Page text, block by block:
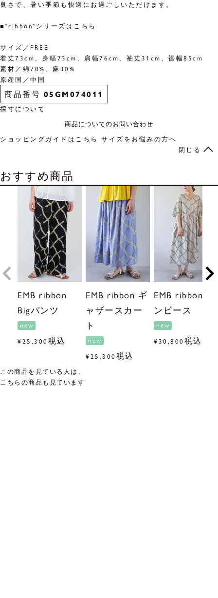
良さで、暑い季節も快適にお過ごしいただけます。
■"ribbon"シリーズは こちら
サイズ／FREE
着丈73cm、身幅73cm、肩幅76cm、袖丈31cm、裾幅85cm
素材／綿70%、麻30%
原産国／中国
商品番号 05GM074011
採寸について
商品についてのお問い合わせ
ショッピングガイドはこちら サイズをお悩みの方へ
閉じる
おすすめ商品
EMB ribbon
Bigパンツ
new
¥25,300 税込
EMB ribbon ギ
ャザースカー
ト
new
¥25,300 税込
EMB ribbon ワ
ンピース
new
¥ 30,800 税込
この商品を見ている人は、
こちらの商品も見ています